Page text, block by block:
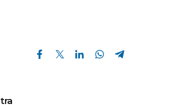
Compartir en Facebook Compartir en Twitter Compartir en Linkedin Compartir en Whatsapp